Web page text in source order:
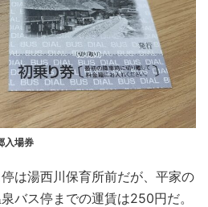
入場券
は湯西川保育所前だが、平家の
バス停までの運賃は250円だ。